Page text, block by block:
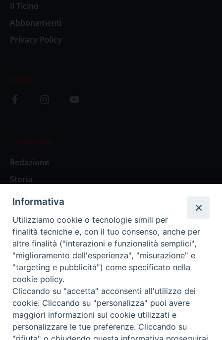
Il Ticino
Abbonamenti
Privacy Policy
Social
L’editoriale
Redazione
Storia
Abbonamenti
Abbonamento Annuale Digitale
Abbonamento Annuale Cartaceo
Abbonamento Singola Copia Digitale
Redazione: Pavia, Piazza Duomo 11 - tel. 0382.24736 -
Informativa
Utilizziamo cookie o tecnologie simili per
finalità tecniche e, con il tuo consenso, anche per
altre finalità ("interazioni e funzionalità semplici",
"miglioramento dell'esperienza", "misurazione" e
"targeting e pubblicità") come specificato nella
cookie policy.
Cliccando su "accetta" acconsenti all'utilizzo dei
cookie. Cliccando su "personalizza" puoi avere
maggiori informazioni sui cookie utilizzati e
personalizzare le tue preferenze. Cliccando su